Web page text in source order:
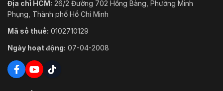
Địa chỉ HCM: 26/2 Đường 702 Hồng Bàng, Phường Minh
Phụng, Thành phố Hồ Chí Minh
Mã số thuế: 0102710129
Ngày hoạt động: 07-04-2008